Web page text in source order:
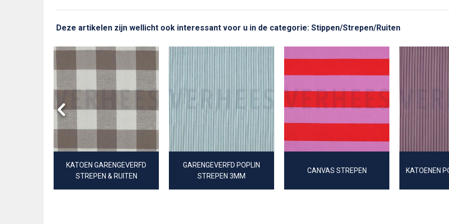
Deze artikelen zijn wellicht ook interessant voor u in de categorie: Stippen/Strepen/Ruiten
KATOEN GARENGEVERFD
STREPEN & RUITEN
GARENGEVERFD POPLIN
STREPEN 3MM
CANVAS STREPEN KATOENEN